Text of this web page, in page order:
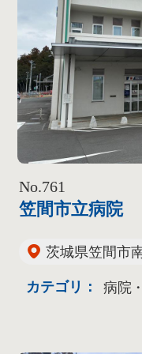
No.761
笠間市立病院
茨城県笠間市
カテゴリ： 病院